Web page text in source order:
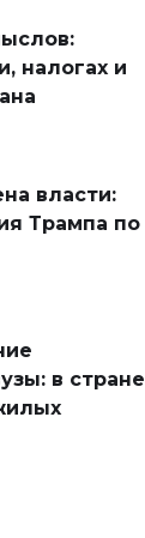
налогах и
власти:
Трампа по
в стране